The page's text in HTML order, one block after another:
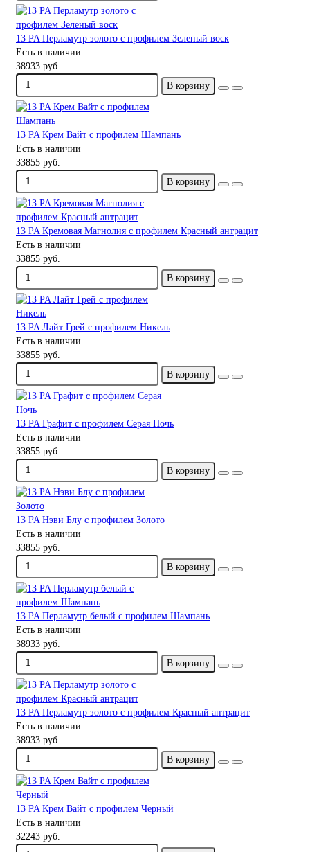
13 PA Перламутр золото с профилем Зеленый воск
Есть в наличии
38933 руб.
В корзину
13 PA Крем Вайт с профилем Шампань
Есть в наличии
33855 руб.
В корзину
13 PA Кремовая Магнолия с профилем Красный антрацит
Есть в наличии
33855 руб.
В корзину
13 PA Лайт Грей с профилем Никель
Есть в наличии
33855 руб.
В корзину
13 PA Графит с профилем Серая Ночь
Есть в наличии
33855 руб.
В корзину
13 PA Нэви Блу с профилем Золото
Есть в наличии
33855 руб.
В корзину
13 PA Перламутр белый с профилем Шампань
Есть в наличии
38933 руб.
В корзину
13 PA Перламутр золото с профилем Красный антрацит
Есть в наличии
38933 руб.
В корзину
13 PA Крем Вайт с профилем Черный
Есть в наличии
32243 руб.